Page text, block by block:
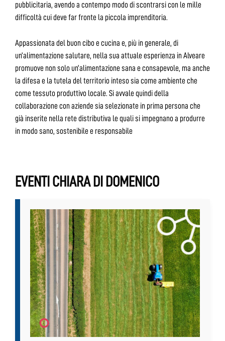
pubblicitaria, avendo a contempo modo di scontrarsi con le mille
difficoltà cui deve far fronte la piccola imprenditoria.
Appassionata del buon cibo e cucina e, più in generale, di
un’alimentazione salutare, nella sua attuale esperienza in Alveare
promuove non solo un’alimentazione sana e consapevole, ma anche
la difesa e la tutela del territorio inteso sia come ambiente che
come tessuto produttivo locale. Si avvale quindi della
collaborazione con aziende sia selezionate in prima persona che
già inserite nella rete distributiva le quali si impegnano a produrre
in modo sano, sostenibile e responsabile
EVENTI CHIARA DI DOMENICO